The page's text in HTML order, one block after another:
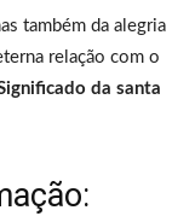
também da alegria
relação com o
da santa